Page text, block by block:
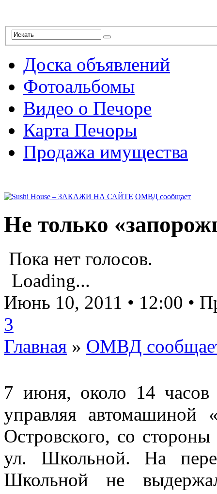
Доска объявлений
Фотоальбомы
Видео о Печоре
Карта Печоры
Продажа имущества
ОМВД сообщает
Не только
Пока нет голосов.
Loading...
Июнь 10, 2011 • 12:00 •
3
Главная » ОМВД
7 июня, около 14 часов
управляя автомашиной
Островского, со
ул. Школьной. На
Школьной не